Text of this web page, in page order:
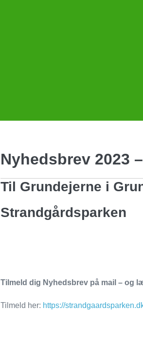
Nyhedsbrev 2023
Til Grundejerne i
Strandgårdsparken
Tilmeld dig Nyhedsbrev på mail – og
Tilmeld her: https://